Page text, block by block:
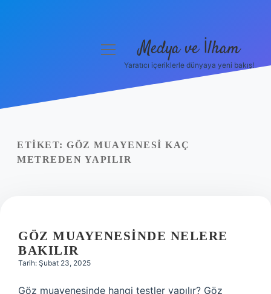
Yasal Uyarı
menüyüMedya ve İlham
Yaratıcı içeriklerle dünyaya yeni bakış!
ETIKET: GÖZ MUAYENESI KAÇ
METREDEN YAPILIR
GÖZ MUAYENESINDE NELERE
BAKILIR
Tarih: Şubat 23, 2025
Göz muayenesinde hangi testler yapılır? Göz